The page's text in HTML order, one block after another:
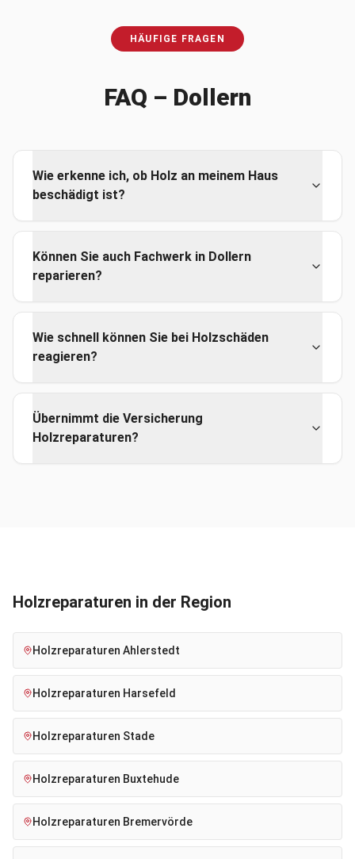
HÄUFIGE FRAGEN
FAQ – Dollern
Wie erkenne ich, ob Holz an meinem Haus
beschädigt ist?
Können Sie auch Fachwerk in Dollern
reparieren?
Wie schnell können Sie bei Holzschäden
reagieren?
Übernimmt die Versicherung
Holzreparaturen?
Holzreparaturen in der Region
Holzreparaturen Ahlerstedt
Holzreparaturen Harsefeld
Holzreparaturen Stade
Holzreparaturen Buxtehude
Holzreparaturen Bremervörde